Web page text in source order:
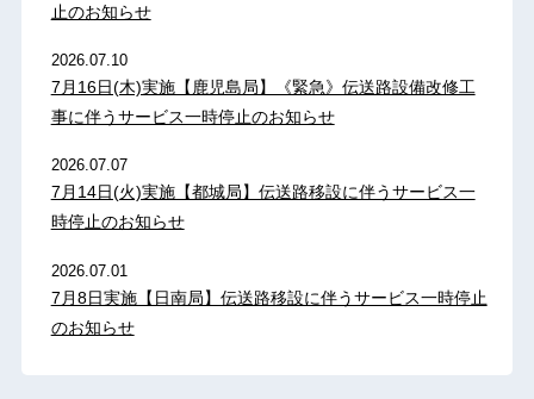
止のお知らせ
2026.07.10
7月16日(木)実施【鹿児島局】《緊急》伝送路設備改修工
事に伴うサービス一時停止のお知らせ
2026.07.07
7月14日(火)実施【都城局】伝送路移設に伴うサービス一
時停止のお知らせ
2026.07.01
7月8日実施【日南局】伝送路移設に伴うサービス一時停止
のお知らせ